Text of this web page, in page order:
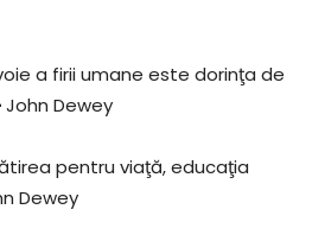
a firii umane este dorinţa de
John Dewey
pentru viaţă, educaţia
Dewey